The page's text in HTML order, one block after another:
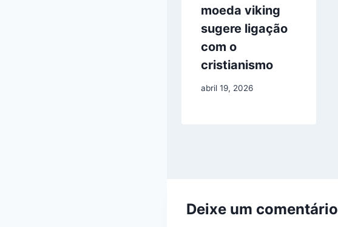
moeda viking
sugere ligação
com o
cristianismo
abril 19, 2026
Deixe um comentário